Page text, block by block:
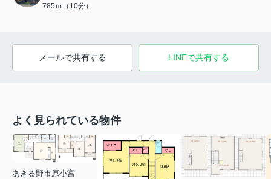
785ｍ（10分）
メールで共有する LINEで共有する
よく見られている物件
あきる野市原小宮